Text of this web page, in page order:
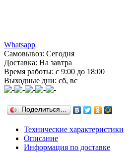
Whatsapp
Самовывоз: Сегодня
Доставка: На завтра
Время работы: с 9:00 до 18:00
Выходные дни: сб, вс
Поделиться…
Технические характеристики
Описание
Информация по доставке